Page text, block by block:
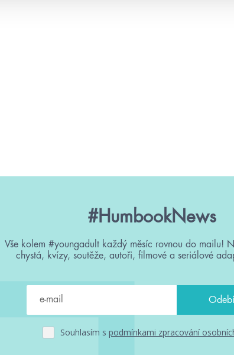
#HumbookNews
Vše kolem #youngadult každý měsíc rovnou do mailu!
chystá, kvízy, soutěže, autoři, filmové a seriálové
Souhlasím s podmínkami zpracování